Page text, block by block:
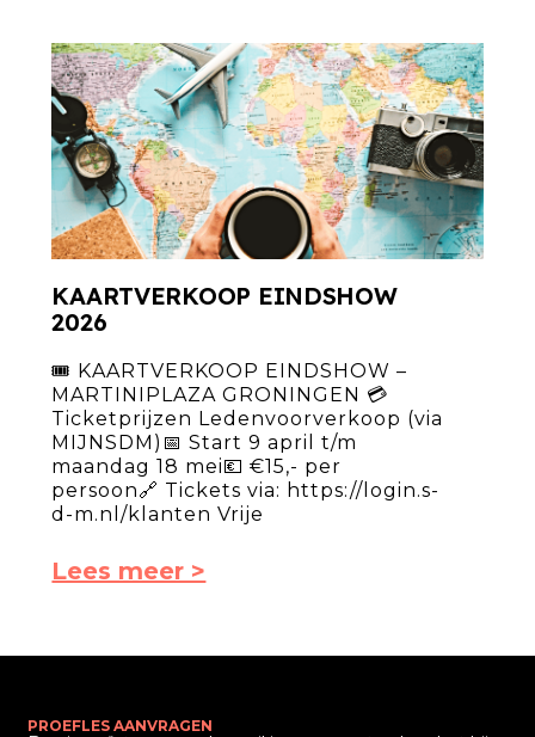
KAARTVERKOOP EINDSHOW
2026
🎟 KAARTVERKOOP EINDSHOW –
MARTINIPLAZA GRONINGEN 💳
Ticketprijzen Ledenvoorverkoop (via
MIJNSDM)📅 Start 9 april t/m
maandag 18 mei💶 €15,- per
persoon🔗 Tickets via: https://login.s-
d-m.nl/klanten Vrije
Lees meer >
PROEFLES AANVRAGEN